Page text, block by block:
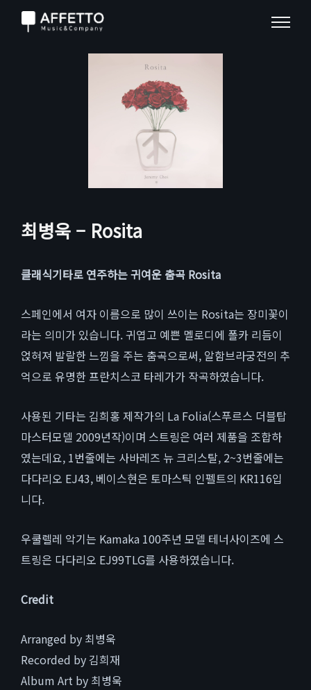
최병욱 – Rosita
클래식기타로 연주하는 귀여운 춤곡 Rosita
스페인에서 여자 이름으로 많이 쓰이는 Rosita는 장미꽃이
라는 의미가 있습니다. 귀엽고 예쁜 멜로디에 폴카 리듬이
얹혀져 발랄한 느낌을 주는 춤곡으로써, 알함브라궁전의 추
억으로 유명한 프란치스코 타레가가 작곡하였습니다.
사용된 기타는 김희홍 제작가의 La Folia(스푸르스 더블탑
마스터모델 2009년작)이며 스트링은 여러 제품을 조합하
였는데요, 1번줄에는 사바레즈 뉴 크리스탈, 2~3번줄에는
다다리오 EJ43, 베이스현은 토마스틱 인펠트의 KR116입
니다.
우쿨렐레 악기는 Kamaka 100주년 모델 테너사이즈에 스
트링은 다다리오 EJ99TLG를 사용하였습니다.
Credit
Arranged by 최병욱
Recorded by 김희재
Album Art by 최병욱